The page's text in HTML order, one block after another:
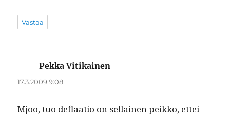
Vastaa
Pekka Vitikainen
17.3.2009 9:08
Mjoo, tuo deflaa­tio on sel­l­ainen peikko, ettei